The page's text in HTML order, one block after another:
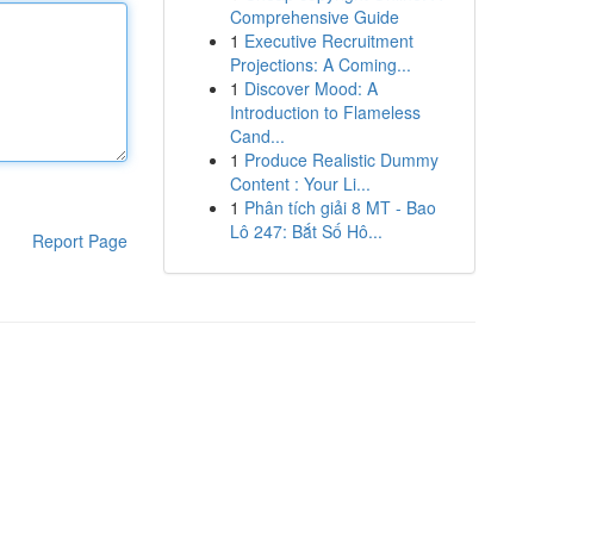
Report Page
Comprehensive Guide
1 Executive Recruitment
Projections: A Coming...
1 Discover Mood: A
Introduction to Flameless
Cand...
1 Produce Realistic Dummy
Content : Your Li...
1 Phân tích giải 8 MT - Bao
Lô 247: Bắt Số Hô...